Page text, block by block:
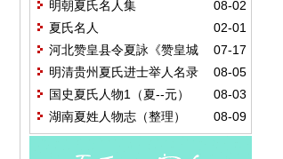
08-02
明朝夏氏名人集
02-01
夏氏名人
07-17
河北赞皇县令夏詠《赞皇城
南楼碑记》简介
08-05
明清贵州夏氏进士举人名录
08-03
国史夏氏人物1（夏--元）
08-09
湖南夏姓人物志（整理）